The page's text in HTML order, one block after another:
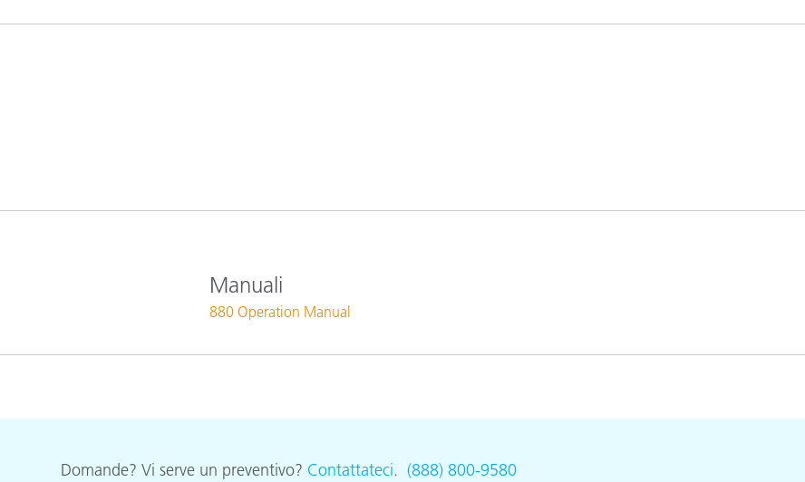
Manuali
880 Operation Manual
Domande? Vi serve un preventivo? Contattateci. (888) 800-9580